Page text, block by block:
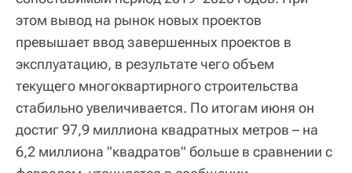
этом вывод на рынок новых проектов
превышает ввод завершенных проектов в
эксплуатацию, в результате чего объем
текущего многоквартирного строительства
стабильно увеличивается. По итогам июня он
достиг 97,9 миллиона квадратных метров – на
6,2 миллиона "квадратов" больше в сравнении с